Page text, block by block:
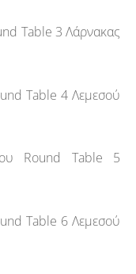
Table 3 Λάρνακας
Table 4 Λεμεσού
Round Table 5
Table 6 Λεμεσού